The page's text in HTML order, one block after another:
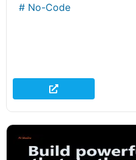
# No-Code